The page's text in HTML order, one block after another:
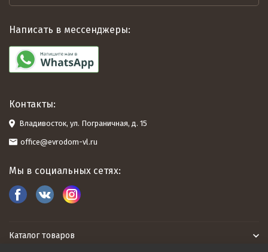
Написать в мессенджеры:
Контакты:
Владивосток, ул. Пограничная, д. 15
office@evrodom-vl.ru
Мы в социальных сетях:
Каталог товаров